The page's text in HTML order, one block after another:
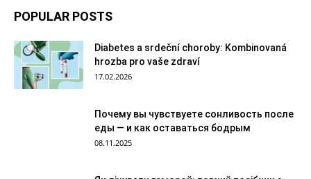
POPULAR POSTS
Diabetes a srdeční choroby: Kombinovaná
hrozba pro vaše zdraví
17.02.2026
Почему вы чувствуете сонливость после
еды — и как оставаться бодрым
08.11.2025